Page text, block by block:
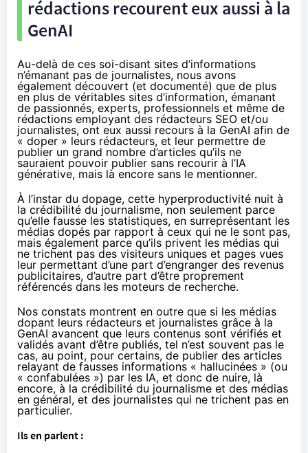
rédactions recourent eux aussi à la
GenAI
Au-delà de ces soi-disant sites d’informations
n’émanant pas de journalistes, nous avons
également découvert (et documenté) que de plus
en plus de véritables sites d’information, émanant
de passionnés, experts, professionnels et même de
rédactions employant des rédacteurs SEO et/ou
journalistes, ont eux aussi recours à la GenAI afin de
« doper » leurs rédacteurs, et leur permettre de
publier un grand nombre d’articles qu’ils ne
sauraient pouvoir publier sans recourir à l’IA
générative, mais là encore sans le mentionner.
À l’instar du dopage, cette hyperproductivité nuit à
la crédibilité du journalisme, non seulement parce
qu’elle fausse les statistiques, en surreprésentant les
médias dopés par rapport à ceux qui ne le sont pas,
mais également parce qu’ils privent les médias qui
ne trichent pas des visiteurs uniques et pages vues
leur permettant d’une part d’engranger des revenus
publicitaires, d’autre part d’être proprement
référencés dans les moteurs de recherche.
Nos constats montrent en outre que si les médias
dopant leurs rédacteurs et journalistes grâce à la
GenAI avancent que leurs contenus sont vérifiés et
validés avant d’être publiés, tel n’est souvent pas le
cas, au point, pour certains, de publier des articles
relayant de fausses informations « hallucinées » (ou
« confabulées ») par les IA, et donc de nuire, là
encore, à la crédibilité du journalisme et des médias
en général, et des journalistes qui ne trichent pas en
particulier.
Ils en parlent :